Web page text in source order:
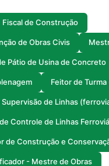
Fiscal de Construção
de Obras Civis
Pátio de Usina de Concreto
Feitor de
de Linhas
Controle de Linhas
de Construção e
- Mestre de Obras